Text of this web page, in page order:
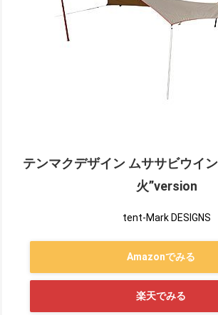
テンマクデザイン ムササビウイ
火”version
tent-Mark DESIGNS
Amazonでみる
楽天でみる